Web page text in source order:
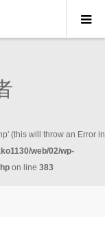
(this will throw an Error in
web/02/wp-
on line 383